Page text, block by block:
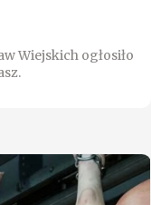
Wiejskich ogłosiło